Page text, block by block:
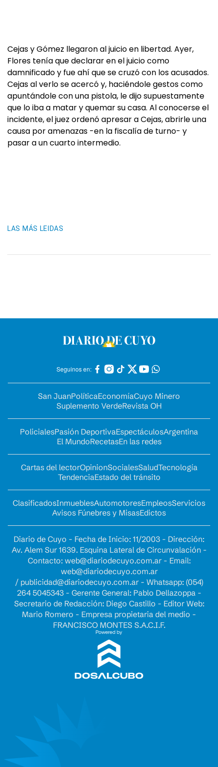
Cejas y Gómez llegaron al juicio en libertad. Ayer,
Flores tenía que declarar en el juicio como
damnificado y fue ahí que se cruzó con los acusados.
Cejas al verlo se acercó y, haciéndole gestos como
apuntándole con una pistola, le dijo supuestamente
que lo iba a matar y quemar su casa. Al conocerse el
incidente, el juez ordenó apresar a Cejas, abrirle una
causa por amenazas -en la fiscalía de turno- y
pasar a un cuarto intermedio.
LAS MÁS LEIDAS
Seguinos en:
San JuanPolíticaEconomíaCuyo Minero
Suplemento VerdeRevista OH
PolicialesPasión DeportivaEspectáculosArgentina
El MundoRecetasEn las redes
Cartas del lectorOpinionSocialesSaludTecnología
TendenciaEstado del tránsito
ClasificadosInmueblesAutomotoresEmpleosServicios
Avisos Fúnebres y MisasEdictos
Diario de Cuyo - Fecha de Inicio: 11/2003 - Dirección:
Av. Alem Sur 1639. Esquina Lateral de Circunvalación -
Contacto: web@diariodecuyo.com.ar- Email:
web@diariodecuyo.com.ar
/ publicidad@diariodecuyo.com.ar- Whatsapp: (054)
264 5045343 - Gerente General: Pablo Dellazoppa -
Secretario de Redacción: Diego Castillo - Editor Web:
Mario Romero - Empresa propietaria del medio -
FRANCISCO MONTES S.A.C.I.F.